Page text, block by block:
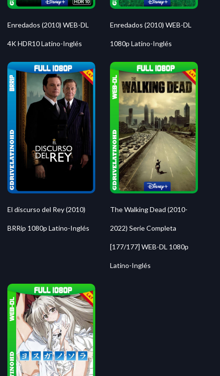
Enredados (2010) WEB-DL
4K HDR10 Latino-Inglés
Enredados (2010) WEB-DL
1080p Latino-Inglés
El discurso del Rey (2010)
BRRip 1080p Latino-Inglés
The Walking Dead (2010-
2022) Serie Completa
[177/177] WEB-DL 1080p
Latino-Inglés